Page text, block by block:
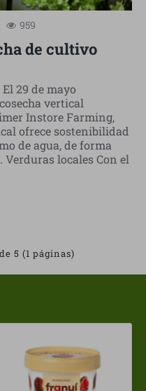
959
de cultivo
29 de mayo
vertical
Instore Farming,
ofrece sostenibilidad
de agua, de forma
locales Con el
5 (1 páginas)